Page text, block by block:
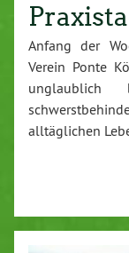
Anfang der
Verein Ponte
unglaublich
alltäglichen